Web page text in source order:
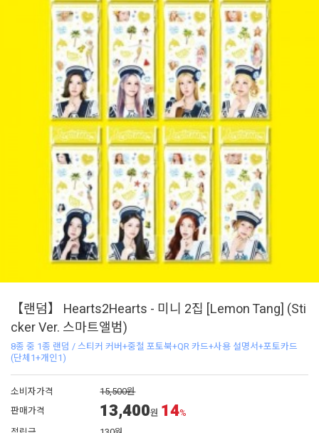
【랜덤】 Hearts2Hearts - 미니 2집 [Lemon Tang] (Sti
cker Ver. 스마트앨범)
8종 중 1종 랜덤 / 스티커 커버+중철 포토북+QR 카드+사용 설명서+포토카드
(단체1+개인1)
소비자가격
15,500원
판매가격
13,400원 14%